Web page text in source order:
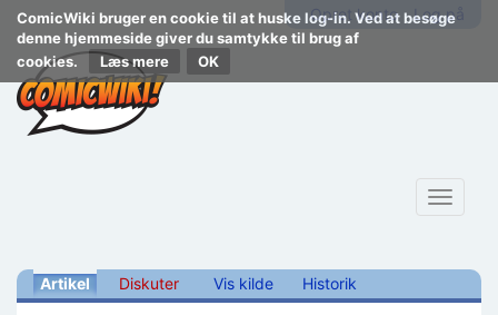
ComicWiki bruger en cookie til at huske log-in. Ved at besøge
denne hjemmeside giver du samtykke til brug af
cookies.
Læs mere
Opret konto Log på
Toggle
Artikel Diskuter Vis kilde Historik